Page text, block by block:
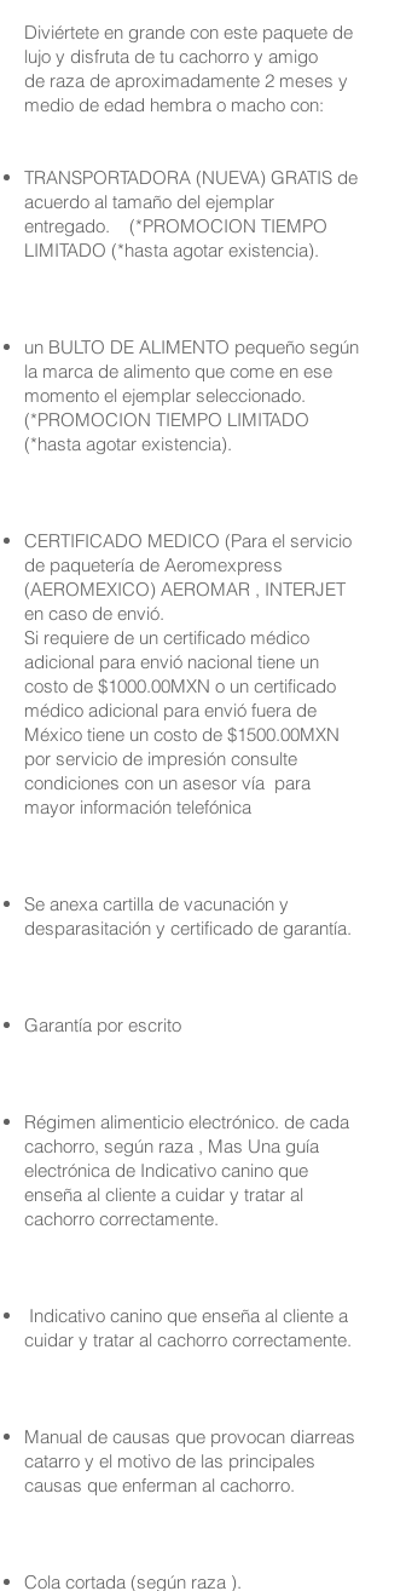
Diviértete en grande con este paquete de
lujo y disfruta de tu cachorro y amigo
de raza de aproximadamente 2 meses y
medio de edad hembra o macho con:
TRANSPORTADORA (NUEVA) GRATIS de
acuerdo al tamaño del ejemplar
entregado. (*PROMOCION TIEMPO
LIMITADO (*hasta agotar existencia).
un BULTO DE ALIMENTO pequeño según
la marca de alimento que come en ese
momento el ejemplar seleccionado.
(*PROMOCION TIEMPO LIMITADO
(*hasta agotar existencia).
CERTIFICADO MEDICO (Para el servicio
de paquetería de Aeromexpress
(AEROMEXICO) AEROMAR , INTERJET
en caso de envió.
Si requiere de un certificado médico
adicional para envió nacional tiene un
costo de $1000.00MXN o un certificado
médico adicional para envió fuera de
México tiene un costo de $1500.00MXN
por servicio de impresión consulte
condiciones con un asesor vía para
mayor información telefónica
Se anexa cartilla de vacunación y
desparasitación y certificado de garantía.
Garantía por escrito
Régimen alimenticio electrónico. de cada
cachorro, según raza , Mas Una guía
electrónica de Indicativo canino que
enseña al cliente a cuidar y tratar al
cachorro correctamente.
Indicativo canino que enseña al cliente a
cuidar y tratar al cachorro correctamente.
Manual de causas que provocan diarreas
catarro y el motivo de las principales
causas que enferman al cachorro.
Cola cortada (según raza ).